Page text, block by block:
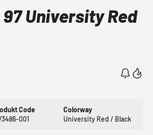
University Red
Code
001
Colorway
University Red / Black